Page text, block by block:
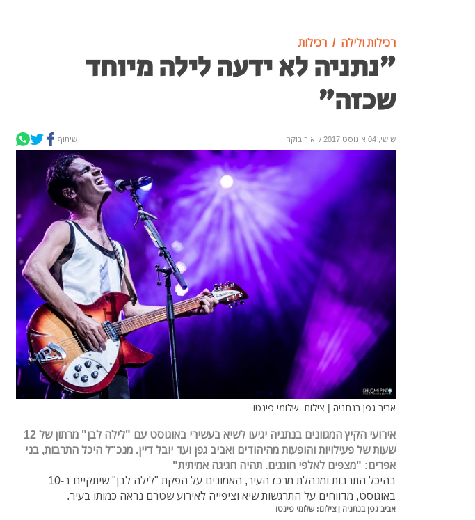
רכילות ולילה רכילות
"נתניה לא ידעה לילה מיוחד
שכזה"
שישי, 04 אוגוסט 2017 / אור בוקר שיתוף
אביב גפן בנתניה | צילום: שלומי פינטו
אירועי הקיץ המגוונים בנתניה יגיעו לשיא בעשירי באוגוסט עם "לילה לבן" מרתון של 12
שעות של פעילויות והופעות מהיהודים ואביב גפן ועד יובל דיין. מנכ"ל היכל התרבות, בני
אפרים: "מצפים לאלפי חוגגים. תהיה חגיגה אמיתית"
בהיכל התרבות ומנהלת מרכז העיר, האמונים על הפקת "לילה לבן" שיתקיים ב-10
באוגוסט, מדווחים על התרגשות שיא וציפייה לאירוע שטרם נראה כמותו בעיר.
אביב גפן בנתניה | צילום: שלומי פינטו